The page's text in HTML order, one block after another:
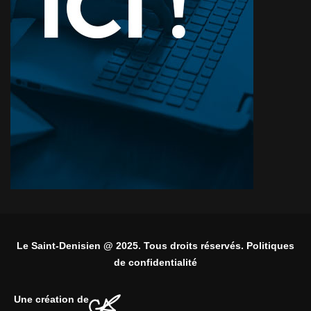
Le Saint-Denisien @ 2025. Tous droits réservés. Politiques
de confidentialité
Une création de